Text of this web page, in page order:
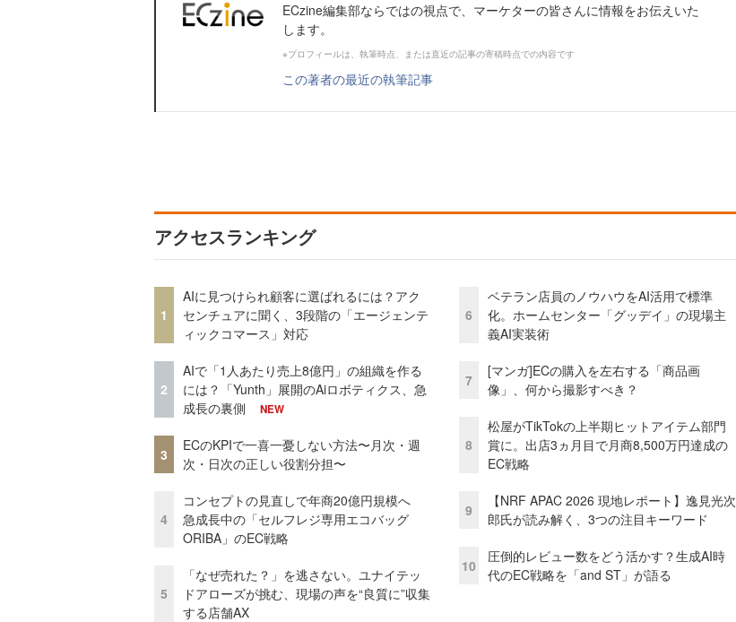
ECzine編集部ならではの視点で、マーケターの皆さんに情報をお伝えいた
します。
※プロフィールは、執筆時点、または直近の記事の寄稿時点での内容です
この著者の最近の執筆記事
アクセスランキング
1
AIに見つけられ顧客に選ばれるには？アク
センチュアに聞く、3段階の「エージェンテ
ィックコマース」対応
2
AIで「1人あたり売上8億円」の組織を作る
には？「Yunth」展開のAiロボティクス、急
成長の裏側
NEW
3
ECのKPIで一喜一憂しない方法〜月次・週
次・日次の正しい役割分担〜
4
コンセプトの見直しで年商20億円規模へ
急成長中の「セルフレジ専用エコバッグ
ORIBA」のEC戦略
5
「なぜ売れた？」を逃さない。ユナイテッ
ドアローズが挑む、現場の声を“良質に”収集
する店舗AX
6
ベテラン店員のノウハウをAI活用で標準
化。ホームセンター「グッデイ」の現場主
義AI実装術
7
[マンガ]ECの購入を左右する「商品画
像」、何から撮影すべき？
8
松屋がTikTokの上半期ヒットアイテム部門
賞に。出店3ヵ月目で月商8,500万円達成の
EC戦略
9
【NRF APAC 2026 現地レポート】逸見光次
郎氏が読み解く、3つの注目キーワード
10
圧倒的レビュー数をどう活かす？生成AI時
代のEC戦略を「and ST」が語る